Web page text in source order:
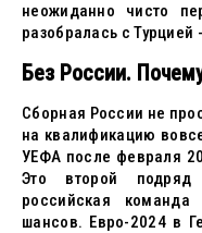
неожиданно чисто
разобралась с Турцией
Без России.
Сборная России не
на квалификацию
УЕФА после февраля
Это второй
российская
шансов. Евро-2024 в